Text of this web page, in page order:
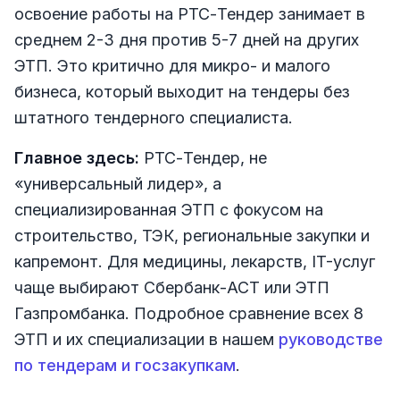
освоение работы на РТС-Тендер занимает в
среднем 2-3 дня против 5-7 дней на других
ЭТП. Это критично для микро- и малого
бизнеса, который выходит на тендеры без
штатного тендерного специалиста.
Главное здесь: РТС-Тендер, не
«универсальный лидер», а
специализированная ЭТП с фокусом на
строительство, ТЭК, региональные закупки и
капремонт. Для медицины, лекарств, IT-услуг
чаще выбирают Сбербанк-АСТ или ЭТП
Газпромбанка. Подробное сравнение всех 8
ЭТП и их специализации в нашем руководстве
по тендерам и госзакупкам.